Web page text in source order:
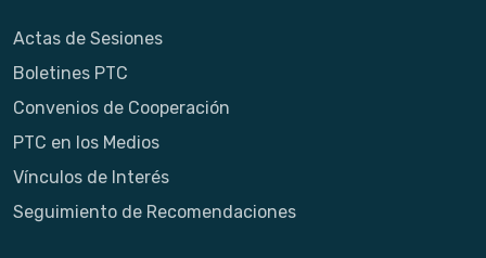
Actas de Sesiones
Boletines PTC
Convenios de Cooperación
PTC en los Medios
Vínculos de Interés
Seguimiento de Recomendaciones